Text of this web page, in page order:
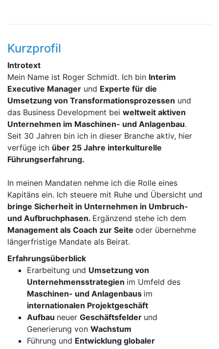
Kurzprofil
Introtext
Mein Name ist Roger Schmidt. Ich bin Interim
Executive Manager und Experte für die
Umsetzung von Transformationsprozessen und
das Business Development bei weltweit aktiven
Unternehmen im Maschinen- und Anlagenbau.
Seit 30 Jahren bin ich in dieser Branche aktiv, hier
verfüge ich über 25 Jahre interkulturelle
Führungserfahrung.
In meinen Mandaten nehme ich die Rolle eines
Kapitäns ein. Ich steuere mit Ruhe und Übersicht und
bringe Sicherheit in Unternehmen in Umbruch-
und Aufbruchphasen. Ergänzend stehe ich dem
Management als Coach zur Seite oder übernehme
längerfristige Mandate als Beirat.
Erfahrungsüberblick
Erarbeitung und Umsetzung von
Unternehmensstrategien im Umfeld des
Maschinen- und Anlagenbaus im
internationalen Projektgeschäft
Aufbau neuer Geschäftsfelder und
Generierung von Wachstum
Führung und Entwicklung globaler